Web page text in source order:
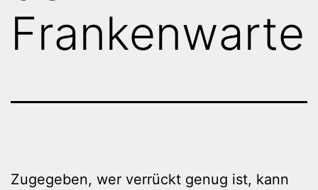
Frankenwarte
Zugegeben, wer verrückt genug ist, kann